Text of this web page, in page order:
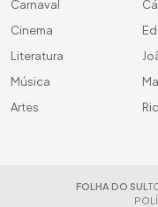
Carnaval
Cinema
Literatura
Música
Artes
FOLHA DO SUL